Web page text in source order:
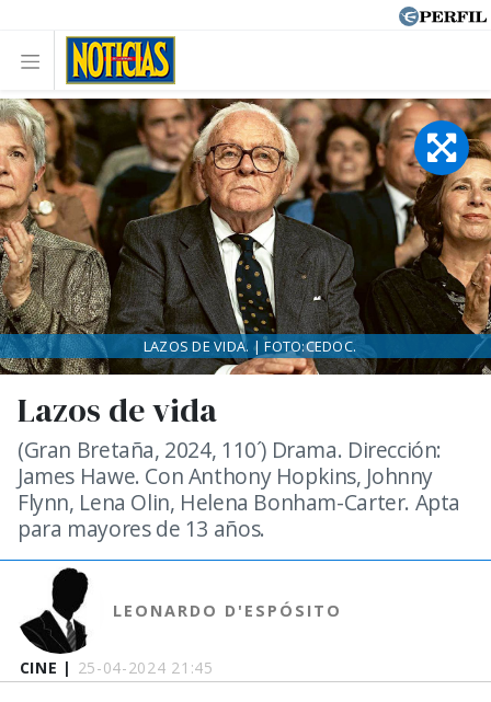
CINE | 25-04-2024 21:45
Lazos de vida
(Gran Bretaña, 2024, 110´) Drama. Dirección:
James Hawe. Con Anthony Hopkins, Johnny
Flynn, Lena Olin, Helena Bonham-Carter. Apta
para mayores de 13 años.
LEONARDO D'ESPÓSITO
LAZOS DE VIDA. | FOTO:CEDOC.